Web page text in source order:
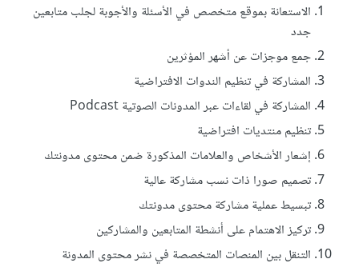
الاستعانة بموقع متخصص في الأسئلة والأجوبة لجلب متابعين
جدد
جمع موجزات عن أشهر المؤثرين
المشاركة في تنظيم الندوات الافتراضية
المشاركة في لقاءات عبر المدونات الصوتية Podcast
تنظيم منتديات افتراضية
إشعار الأشخاص والعلامات المذكورة ضمن محتوى مدونتك
تصميم صورا ذات نسب مشاركة عالية
تبسيط عملية مشاركة محتوى مدونتك
تركيز الاهتمام على أنشطة المتابعين والمشاركين
التنقل بين المنصات المتخصصة في نشر محتوى المدونة